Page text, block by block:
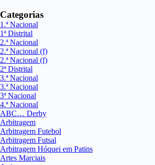
Categorias
1.ª Nacional
1ª Distrital
2.ª Nacional
2.ª Nacional (f)
2.ª Nacional (f)
2ª Distrital
3.ª Nacional
3.ª Nacional
3ª Nacional
4.ª Nacional
ABC… Derby
Arbitragem
Arbitragem Futebol
Arbitragem Futsal
Arbitragem Hóquei em Patins
Artes Marciais